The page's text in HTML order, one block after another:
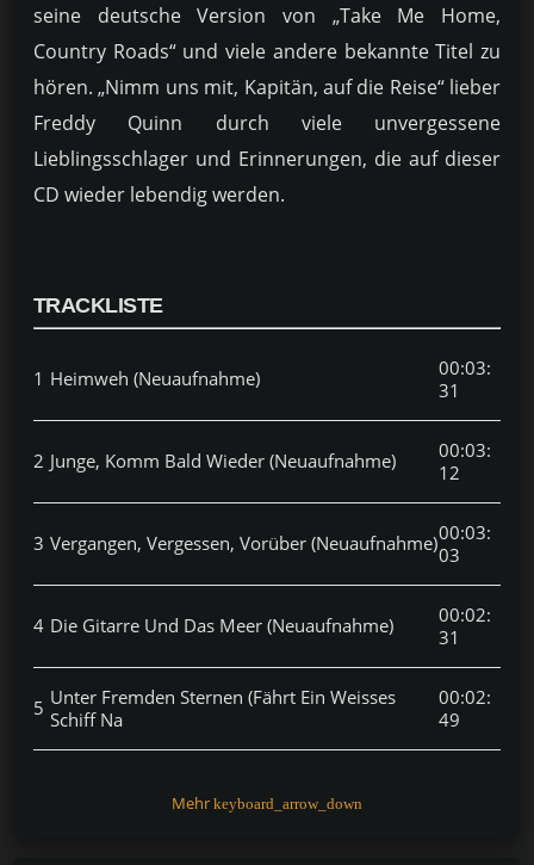
seine deutsche Version von „Take Me Home,
Country Roads“ und viele andere bekannte Titel zu
hören. „Nimm uns mit, Kapitän, auf die Reise“ lieber
Freddy Quinn durch viele unvergessene
Lieblingsschlager und Erinnerungen, die auf dieser
CD wieder lebendig werden.
TRACKLISTE
1 Heimweh (Neuaufnahme)
00:03:
31
2 Junge, Komm Bald Wieder (Neuaufnahme)
00:03:
12
3 Vergangen, Vergessen, Vorüber (Neuaufnahme)00:03:
03
4 Die Gitarre Und Das Meer (Neuaufnahme)
00:02:
31
5 Unter Fremden Sternen (Fährt Ein Weisses
Schiff Na
00:02:
49
Mehr keyboard_arrow_down